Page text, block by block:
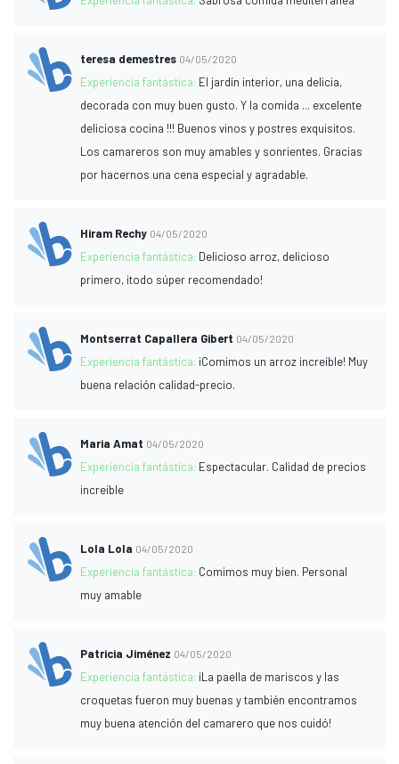
teresa demestres 04/05/2020
Experiencia fantástica: El jardín interior, una delicia,
decorada con muy buen gusto. Y la comida ... excelente
deliciosa cocina !!! Buenos vinos y postres exquisitos.
Los camareros son muy amables y sonrientes. Gracias
por hacernos una cena especial y agradable.
Hiram Rechy 04/05/2020
Experiencia fantástica: Delicioso arroz, delicioso
primero, ¡todo súper recomendado!
Montserrat Capallera Gibert 04/05/2020
Experiencia fantástica: ¡Comimos un arroz increíble! Muy
buena relación calidad-precio.
Maria Amat 04/05/2020
Experiencia fantástica: Espectacular. Calidad de precios
increíble
Lola Lola 04/05/2020
Experiencia fantástica: Comimos muy bien. Personal
muy amable
Patricia Jiménez 04/05/2020
Experiencia fantástica: ¡La paella de mariscos y las
croquetas fueron muy buenas y también encontramos
muy buena atención del camarero que nos cuidó!